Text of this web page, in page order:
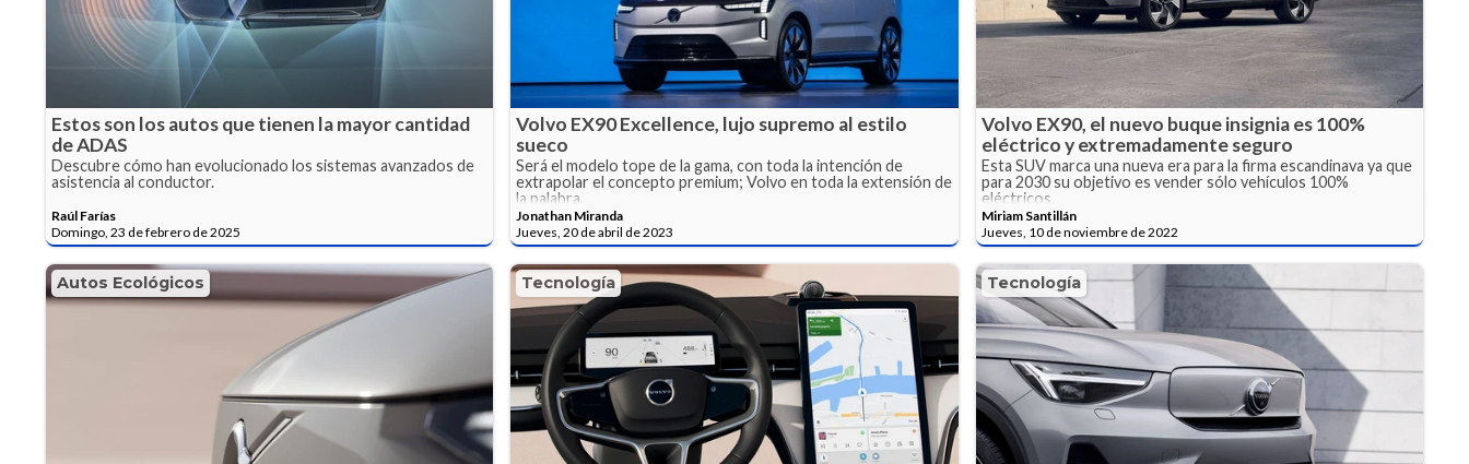
Estos son los autos que tienen la mayor cantidad
de ADAS
Descubre cómo han evolucionado los sistemas avanzados de
asistencia al conductor.
Raúl Farías
Domingo, 23 de febrero de 2025
Volvo EX90 Excellence, lujo supremo al estilo
sueco
Será el modelo tope de la gama, con toda la intención de
extrapolar el concepto premium; Volvo en toda la extensión de
la palabra.
Jonathan Miranda
Jueves, 20 de abril de 2023
Volvo EX90, el nuevo buque insignia es 100%
eléctrico y extremadamente seguro
Esta SUV marca una nueva era para la firma escandinava ya que
para 2030 su objetivo es vender sólo vehículos 100%
eléctricos.
Miriam Santillán
Jueves, 10 de noviembre de 2022
Autos Ecológicos Tecnología Tecnología